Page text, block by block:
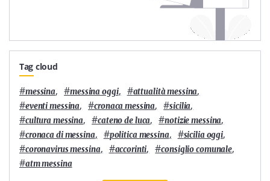
Tag cloud
#messina, #messina oggi, #attualità messina,
#eventi messina, #cronaca messina, #sicilia,
#cultura messina, #cateno de luca, #notizie messina,
#cronaca di messina, #politica messina, #sicilia oggi,
#coronavirus messina, #accorinti, #consiglio comunale,
#atm messina